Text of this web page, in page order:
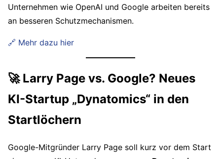
Unternehmen wie OpenAI und Google arbeiten bereits
an besseren Schutzmechanismen.
🔗 Mehr dazu hier
🚀 Larry Page vs. Google? Neues
KI-Startup „Dynatomics“ in den
Startlöchern
Google-Mitgründer Larry Page soll kurz vor dem Start